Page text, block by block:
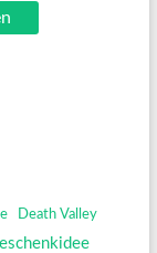
Death Valley